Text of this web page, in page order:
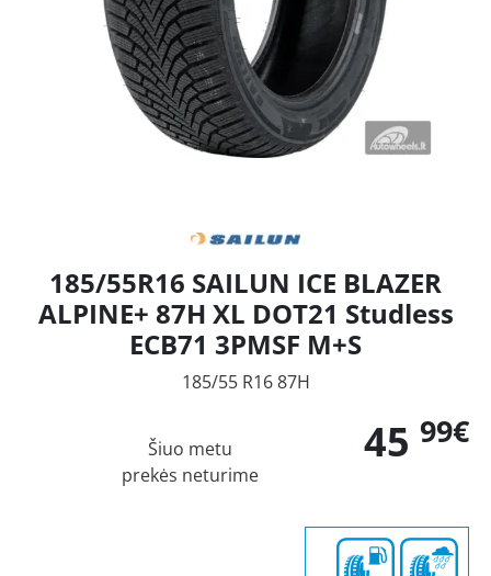
185/55R16 SAILUN ICE BLAZER
ALPINE+ 87H XL DOT21 Studless
ECB71 3PMSF M+S
185/55 R16 87H
45 99€
Šiuo metu
prekės neturime